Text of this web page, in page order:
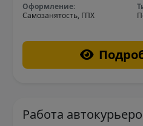
Оформление:
Самозанятость, ГПХ
Работа